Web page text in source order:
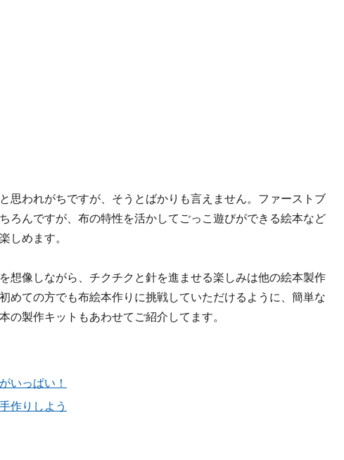
思われがちですが、そうとばかりも言えません。ファーストブ
ろんですが、布の特性を活かしてごっこ遊びができる絵本など
しめます。
想像しながら、チクチクと針を進ませる楽しみは他の絵本製作
めての方でも布絵本作りに挑戦していただけるように、簡単な
の製作キットもあわせてご紹介してます。
いっぱい！
作りしよう